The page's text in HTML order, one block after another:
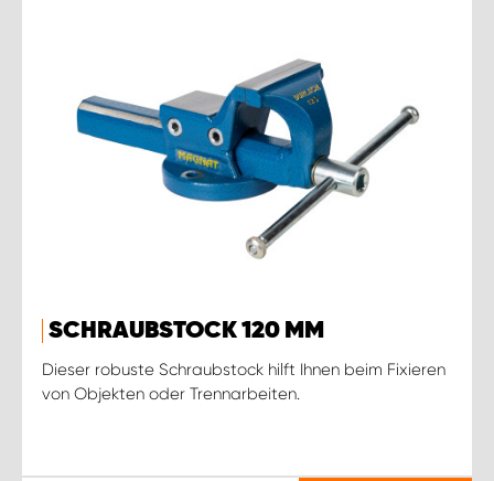
SCHRAUBSTOCK 120 MM
Dieser robuste Schraubstock hilft Ihnen beim Fixieren
von Objekten oder Trennarbeiten.